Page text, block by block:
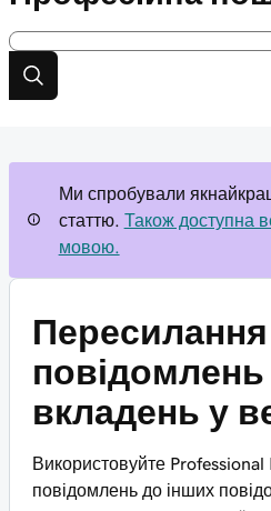
Ми спробували
статтю. Також доступна
мовою.
Пересилання
повідомлень
вкладень у
Використовуйте
повідомлень до інших